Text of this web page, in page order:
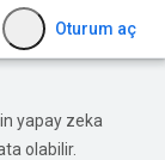
Oturum aç
yapay zeka
olabilir.